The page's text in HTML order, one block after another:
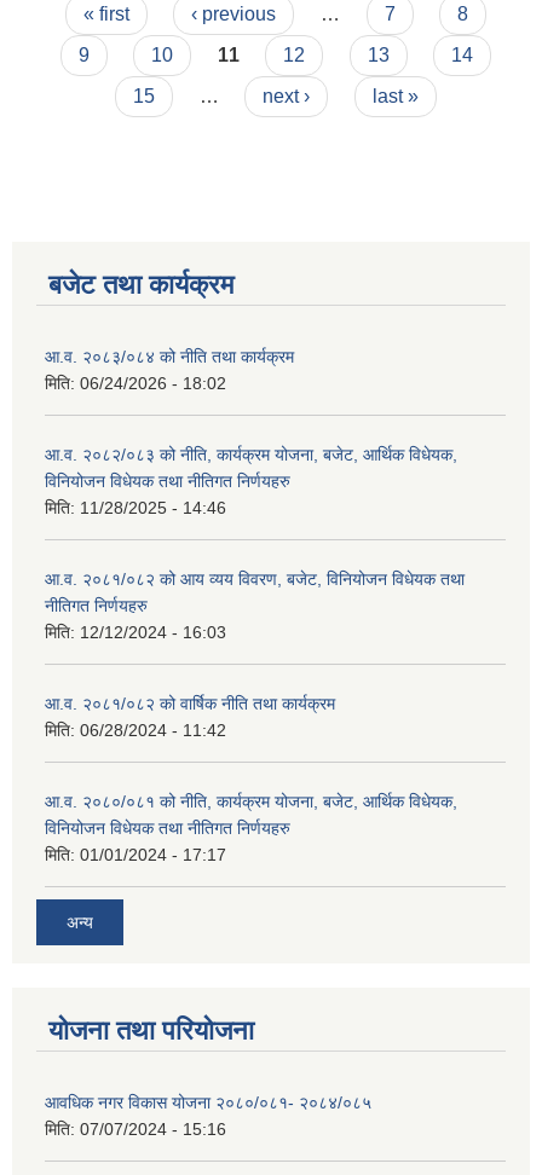
Pages
« first ‹ previous … 7
8
9
10 11 12 13
14
15
… next › last »
बजेट तथा कार्यक्रम
आ.व. २०८३/०८४ को नीति तथा कार्यक्रम
मिति: 06/24/2026 - 18:02
आ.व. २०८२/०८३ को नीति, कार्यक्रम योजना, बजेट, आर्थिक विधेयक,
विनियोजन विधेयक तथा नीतिगत निर्णयहरु
मिति: 11/28/2025 - 14:46
आ.व. २०८१/०८२ को आय व्यय विवरण, बजेट, विनियोजन विधेयक तथा
नीतिगत निर्णयहरु
मिति: 12/12/2024 - 16:03
आ.व. २०८१/०८२ को वार्षिक नीति तथा कार्यक्रम
मिति: 06/28/2024 - 11:42
आ.व. २०८०/०८१ को नीति, कार्यक्रम योजना, बजेट, आर्थिक विधेयक,
विनियोजन विधेयक तथा नीतिगत निर्णयहरु
मिति: 01/01/2024 - 17:17
अन्य
योजना तथा परियोजना
आवधिक नगर विकास योजना २०८०/०८१- २०८४/०८५
मिति: 07/07/2024 - 15:16